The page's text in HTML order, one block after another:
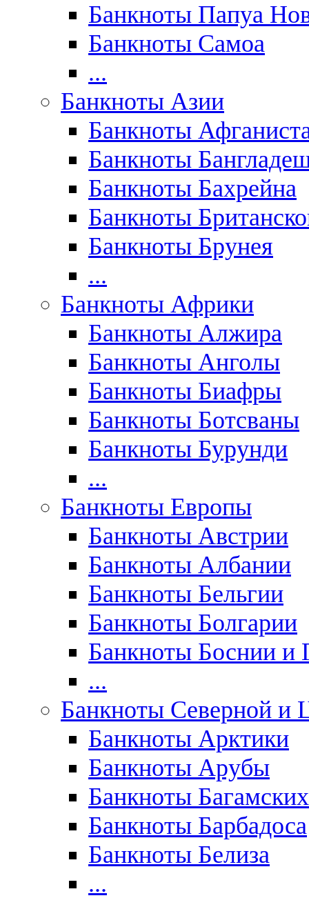
Банкноты Папуа
Банкноты Самоа
...
Банкноты Азии
Банкноты
Банкноты
Банкноты Бахрейна
Банкноты
Банкноты Брунея
...
Банкноты Африки
Банкноты Алжира
Банкноты Анголы
Банкноты Биафры
Банкноты Ботсваны
Банкноты Бурунди
...
Банкноты Европы
Банкноты Австрии
Банкноты Албании
Банкноты Бельгии
Банкноты Болгарии
Банкноты Боснии и
...
Банкноты Северной и
Банкноты Арктики
Банкноты Арубы
Банкноты
Банкноты Барбадоса
Банкноты Белиза
...